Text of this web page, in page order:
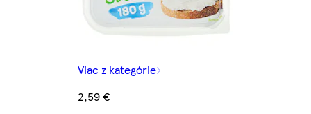
Viac z kategórie
2,59 €